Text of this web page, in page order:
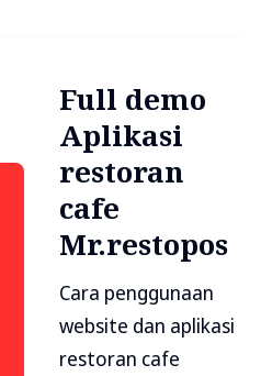
Full demo
Aplikasi
restoran
cafe
Mr.restopos
Cara penggunaan
website dan aplikasi
restoran cafe